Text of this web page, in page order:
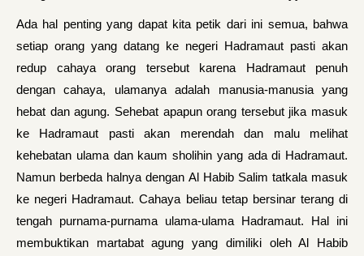
Ada hal penting yang dapat kita petik dari ini semua, bahwa
setiap orang yang datang ke negeri Hadramaut pasti akan
redup cahaya orang tersebut karena Hadramaut penuh
dengan cahaya, ulamanya adalah manusia-manusia yang
hebat dan agung. Sehebat apapun orang tersebut jika masuk
ke Hadramaut pasti akan merendah dan malu melihat
kehebatan ulama dan kaum sholihin yang ada di Hadramaut.
Namun berbeda halnya dengan Al Habib Salim tatkala masuk
ke negeri Hadramaut. Cahaya beliau tetap bersinar terang di
tengah purnama-purnama ulama-ulama Hadramaut. Hal ini
membuktikan martabat agung yang dimiliki oleh Al Habib